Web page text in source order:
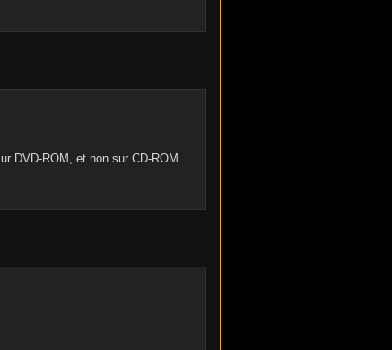
DVD-ROM, et non sur CD-ROM